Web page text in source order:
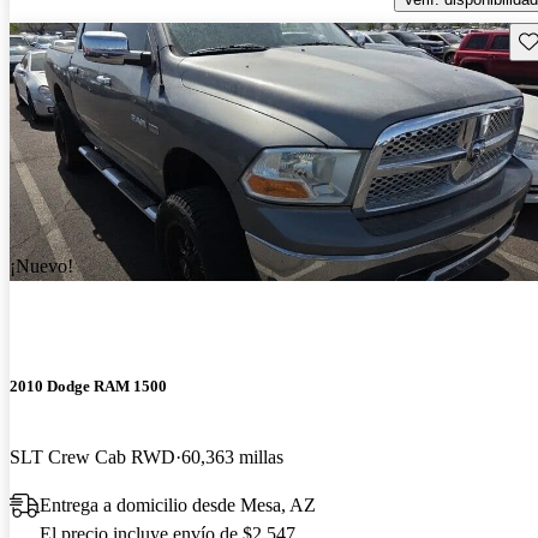
¡Nuevo!
2010 Dodge RAM 1500
SLT Crew Cab RWD 60,363 millas
Entrega a domicilio desde Mesa, AZ